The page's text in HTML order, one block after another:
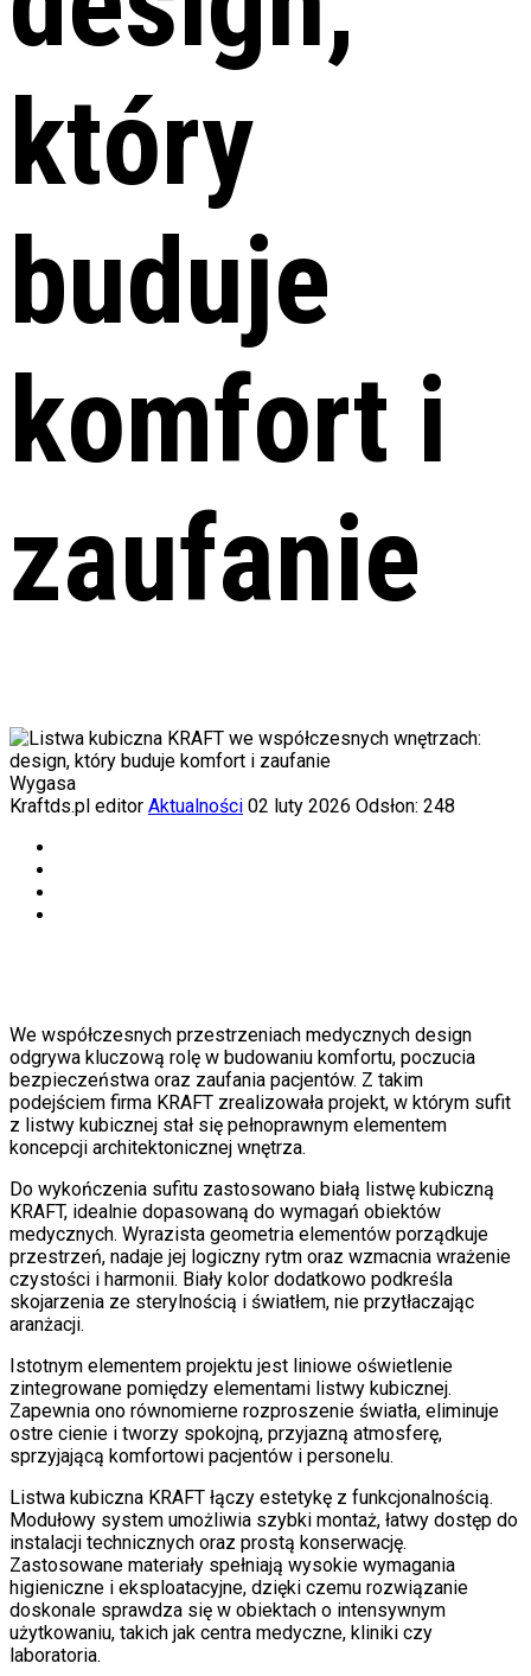
który
buduje
komfort i
zaufanie
Wygasa
Kraftds.pl editor Aktualności 02 luty 2026 Odsłon: 248
We współczesnych przestrzeniach medycznych design
odgrywa kluczową rolę w budowaniu komfortu, poczucia
bezpieczeństwa oraz zaufania pacjentów. Z takim
podejściem firma KRAFT zrealizowała projekt, w którym sufit
z listwy kubicznej stał się pełnoprawnym elementem
koncepcji architektonicznej wnętrza.
Do wykończenia sufitu zastosowano białą listwę kubiczną
KRAFT, idealnie dopasowaną do wymagań obiektów
medycznych. Wyrazista geometria elementów porządkuje
przestrzeń, nadaje jej logiczny rytm oraz wzmacnia wrażenie
czystości i harmonii. Biały kolor dodatkowo podkreśla
skojarzenia ze sterylnością i światłem, nie przytłaczając
aranżacji.
Istotnym elementem projektu jest liniowe oświetlenie
zintegrowane pomiędzy elementami listwy kubicznej.
Zapewnia ono równomierne rozproszenie światła, eliminuje
ostre cienie i tworzy spokojną, przyjazną atmosferę,
sprzyjającą komfortowi pacjentów i personelu.
Listwa kubiczna KRAFT łączy estetykę z funkcjonalnością.
Modułowy system umożliwia szybki montaż, łatwy dostęp do
instalacji technicznych oraz prostą konserwację.
Zastosowane materiały spełniają wysokie wymagania
higieniczne i eksploatacyjne, dzięki czemu rozwiązanie
doskonale sprawdza się w obiektach o intensywnym
użytkowaniu, takich jak centra medyczne, kliniki czy
laboratoria.